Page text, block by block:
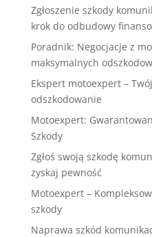
Zgłoszenie szkody
krok do odbudowy
Poradnik: Negocjacje z
maksymalnych
Ekspert motoexpert –
odszkodowanie
Motoexpert:
Szkody
Zgłoś swoją szkodę
zyskaj pewność
Motoexpert –
szkody
Naprawa szkód